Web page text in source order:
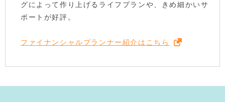
グによって作り上げるライフプランや、きめ細かいサ
ポートが好評。
ファイナンシャルプランナー紹介はこちら